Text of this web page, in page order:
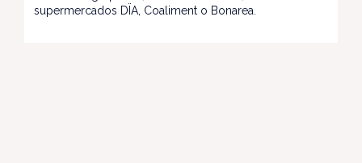
supermercados DÏA, Coaliment o Bonarea.